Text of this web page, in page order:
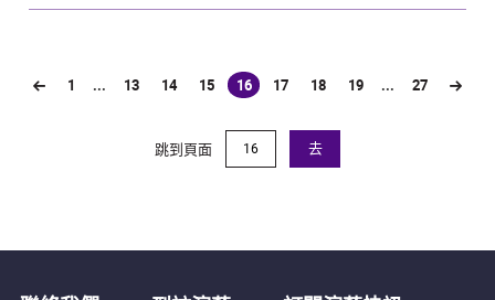
1 ... 13 14 15 16
(current)
17 18 19 ... 27
跳到頁面 去